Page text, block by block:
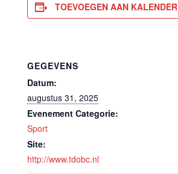
TOEVOEGEN AAN KALENDER
GEGEVENS
Datum:
augustus 31, 2025
Evenement Categorie:
Sport
Site:
http://www.tdobc.nl